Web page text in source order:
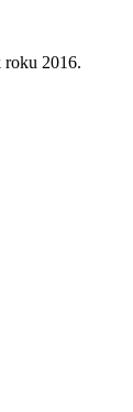
roku 2016.